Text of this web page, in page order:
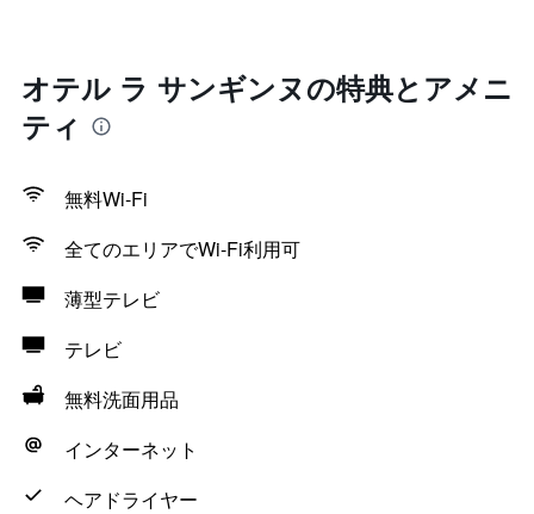
オテル ラ サンギンヌの特典とアメニ
ティ
無料Wi-Fi
全てのエリアでWi-Fi利用可
薄型テレビ
テレビ
無料洗面用品
インターネット
ヘアドライヤー